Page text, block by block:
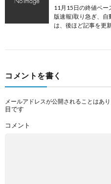
11月15日の終値ベー
版速報)取り急ぎ、自
は、後ほど記事を更
コメントを書く
メールアドレスが公開されることはあり
目です
コメント